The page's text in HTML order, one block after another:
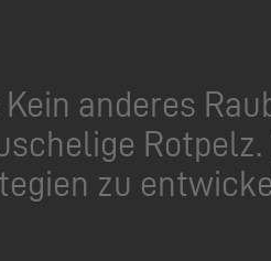
anderes
Rotpelz.
zu